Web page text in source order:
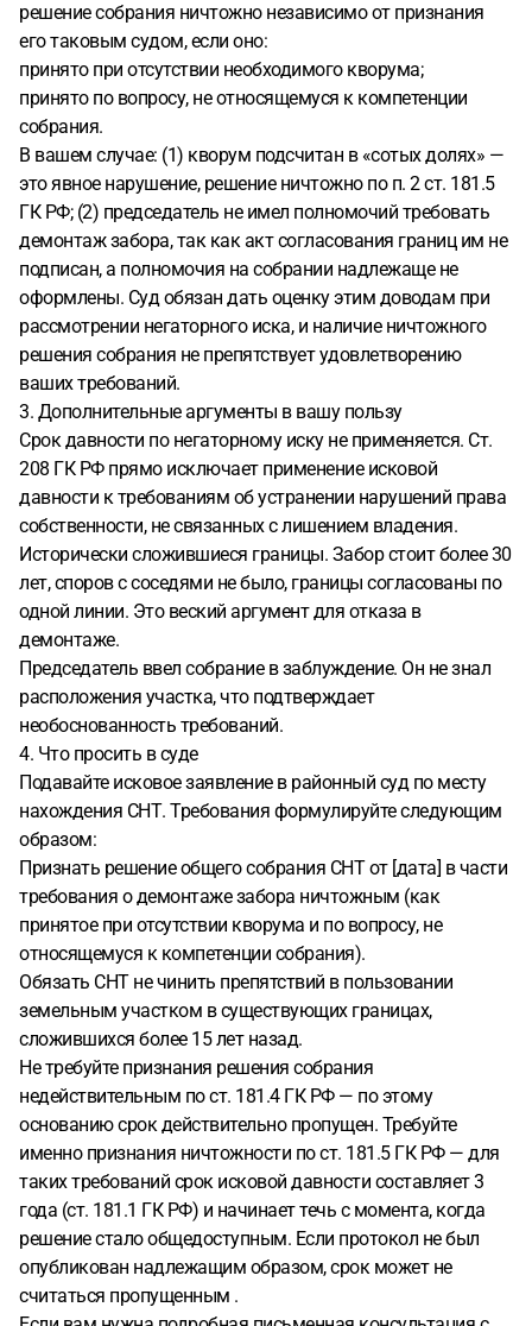
решение собрания ничтожно независимо от признания
его таковым судом, если оно:
принято при отсутствии необходимого кворума;
принято по вопросу, не относящемуся к компетенции
собрания.
В вашем случае: (1) кворум подсчитан в «сотых долях» —
это явное нарушение, решение ничтожно по п. 2 ст. 181.5
ГК РФ; (2) председатель не имел полномочий требовать
демонтаж забора, так как акт согласования границ им не
подписан, а полномочия на собрании надлежаще не
оформлены. Суд обязан дать оценку этим доводам при
рассмотрении негаторного иска, и наличие ничтожного
решения собрания не препятствует удовлетворению
ваших требований.
3. Дополнительные аргументы в вашу пользу
Срок давности по негаторному иску не применяется. Ст.
208 ГК РФ прямо исключает применение исковой
давности к требованиям об устранении нарушений права
собственности, не связанных с лишением владения.
Исторически сложившиеся границы. Забор стоит более 30
лет, споров с соседями не было, границы согласованы по
одной линии. Это веский аргумент для отказа в
демонтаже.
Председатель ввел собрание в заблуждение. Он не знал
расположения участка, что подтверждает
необоснованность требований.
4. Что просить в суде
Подавайте исковое заявление в районный суд по месту
нахождения СНТ. Требования формулируйте следующим
образом:
Признать решение общего собрания СНТ от [дата] в части
требования о демонтаже забора ничтожным (как
принятое при отсутствии кворума и по вопросу, не
относящемуся к компетенции собрания).
Обязать СНТ не чинить препятствий в пользовании
земельным участком в существующих границах,
сложившихся более 15 лет назад.
Не требуйте признания решения собрания
недействительным по ст. 181.4 ГК РФ — по этому
основанию срок действительно пропущен. Требуйте
именно признания ничтожности по ст. 181.5 ГК РФ — для
таких требований срок исковой давности составляет 3
года (ст. 181.1 ГК РФ) и начинает течь с момента, когда
решение стало общедоступным. Если протокол не был
опубликован надлежащим образом, срок может не
считаться пропущенным .